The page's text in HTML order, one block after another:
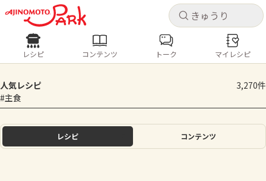
キャ
ログインするとレシピを保存できます
ホーム
キャ
レシピ コンテンツ
人気の食材・レシピ
きゅうり とうもろこし
レシピ コンテンツ トーク マイレシピ
人気レシピ
3,270件
#主食
レシピ コンテンツ